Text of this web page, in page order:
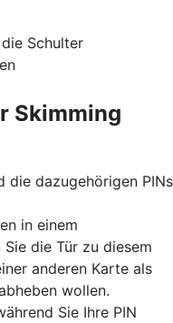
Schulter
Skimming
die dazugehörigen PINs
in einem
die Tür zu diesem
anderen Karte als
wollen.
Sie Ihre PIN